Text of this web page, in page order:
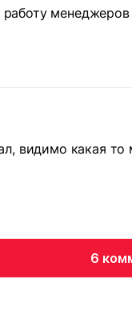
видимо какая
6